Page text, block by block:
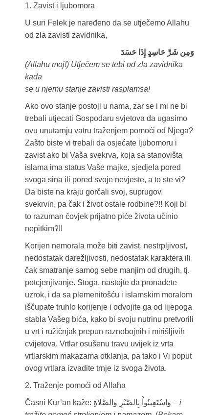
1. Zavist i ljubomora
U suri Felek je naređeno da se utječemo Allahu
od zla zavisti zavidnika,
وَمِن شَرِّ حَاسِدٍ إِذَا حَسَدَ
(Allahu moj!) Utječem se tebi od zla zavidnika
kada
se u njemu stanje zavisti rasplamsa!
Ako ovo stanje postoji u nama, zar se i mi ne bi
trebali utjecati Gospodaru svjetova da ugasimo
ovu unutarnju vatru traženjem pomoći od Njega?
Zašto biste vi trebali da osjećate ljubomoru i
zavist ako bi Vaša svekrva, koja sa stanovišta
islama ima status Vaše majke, sjedjela pored
svoga sina ili pored svoje nevjeste, a to ste vi?
Da biste na kraju gorčali svoj, suprugov,
svekrvin, pa čak i život ostale rodbine?!! Koji bi
to razuman čovjek prijatno piće života učinio
nepitkim?!!
Korijen nemorala može biti zavist, nestrpljivost,
nedostatak darežljivosti, nedostatak karaktera ili
čak smatranje samog sebe manjim od drugih, tj.
potcjenjivanje. Stoga, nastojte da pronađete
uzrok, i da sa plemenitošću i islamskim moralom
iščupate truhlo korijenje i odvojite ga od lijepoga
stabla Vašeg bića, kako bi svoju nutrinu pretvorili
u vrt i ružičnjak prepun raznobojnih i mirišljivih
cvijetova. Vrtlar osušenu travu uvijek iz vrta
vrtlarskim makazama otklanja, pa tako i Vi poput
ovog vrtlara izvadite trnje iz svoga života.
2. Traženje pomoći od Allaha
Časni Kur’an kaže: وَاسْتَعِينُواْ بِالصَّبْرِ وَالصَّلاَةِ – i